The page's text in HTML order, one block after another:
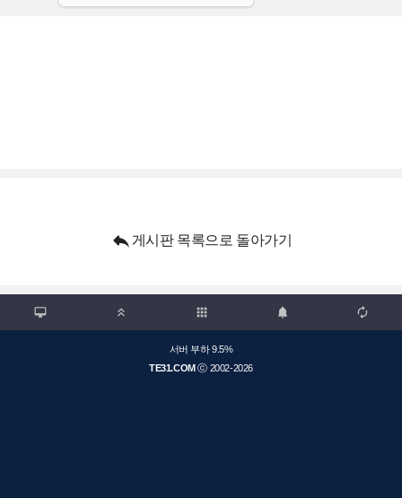
 게시판 목록으로 돌아가기
  apps  
서버 부하 9.5%
TE31.COMⓒ 2002-2026